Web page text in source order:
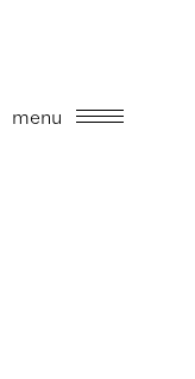
menu